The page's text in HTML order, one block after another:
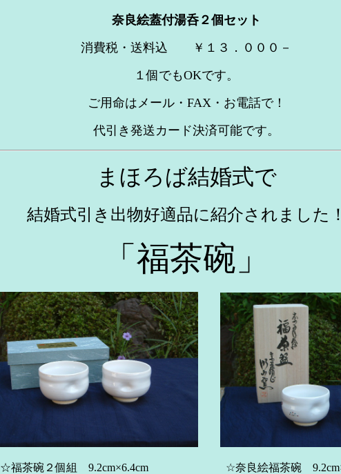
奈良絵蓋付湯呑２個セット
消費税・送料込 ￥１３．０００－
１個でもOKです。
ご用命はメール・FAX・お電話で！
代引き発送カード決済可能です。
まほろば結婚式で
結婚式引き出物好適品に紹介されました
「福茶碗」
☆福茶碗２個組 9.2cm×6.4cm ☆奈良絵福茶碗